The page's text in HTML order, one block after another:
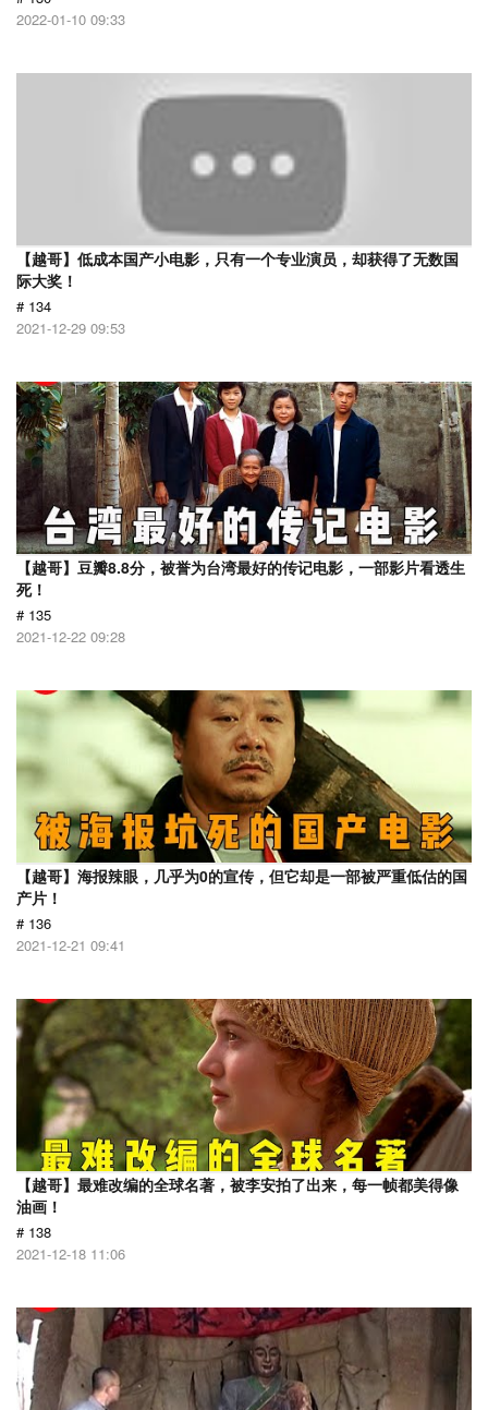
2022-01-10 09:33
【越哥】低成本国产小电影，只有一个专业演员，却获得了无数国
际大奖！
# 134
2021-12-29 09:53
【越哥】豆瓣8.8分，被誉为台湾最好的传记电影，一部影片看透生
死！
# 135
2021-12-22 09:28
【越哥】海报辣眼，几乎为0的宣传，但它却是一部被严重低估的国
产片！
# 136
2021-12-21 09:41
【越哥】最难改编的全球名著，被李安拍了出来，每一帧都美得像
油画！
# 138
2021-12-18 11:06